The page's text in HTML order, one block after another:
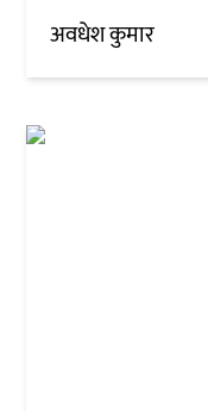
अवधेश कुमार